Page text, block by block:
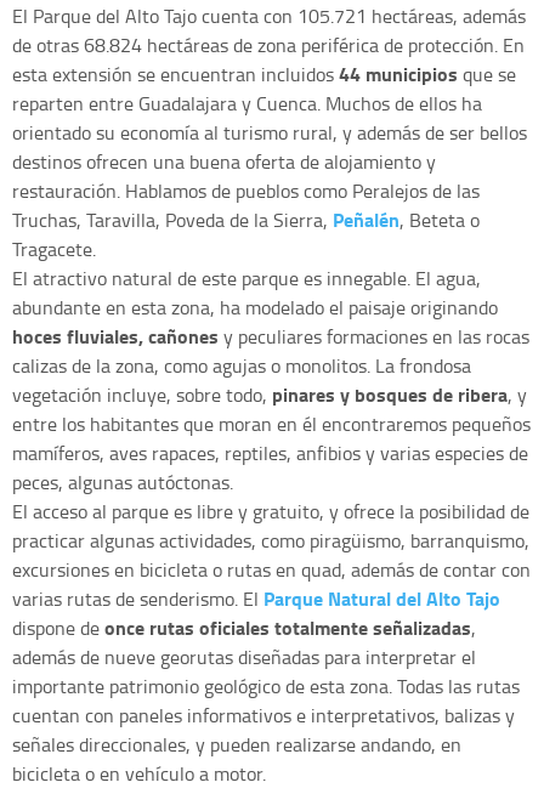
El Parque del Alto Tajo cuenta con 105.721 hectáreas, además
de otras 68.824 hectáreas de zona periférica de protección. En
esta extensión se encuentran incluidos44 municipios que se
reparten entre Guadalajara y Cuenca. Muchos de ellos ha
orientado su economía al turismo rural, y además de ser bellos
destinos ofrecen una buena oferta de alojamiento y
restauración. Hablamos de pueblos como Peralejos de las
Truchas, Taravilla, Poveda de la Sierra, Peñalén, Beteta o
Tragacete.
El atractivo natural de este parque es innegable. El agua,
abundante en esta zona, ha modelado el paisaje originando
hoces fluviales, cañones y peculiares formaciones en las rocas
calizas de la zona, como agujas o monolitos. La frondosa
vegetación incluye, sobre todo, pinares y bosques de ribera, y
entre los habitantes que moran en él encontraremos pequeños
mamíferos, aves rapaces, reptiles, anfibios y varias especies de
peces, algunas autóctonas.
El acceso al parque es libre y gratuito, y ofrece la posibilidad de
practicar algunas actividades, como piragüismo, barranquismo,
excursiones en bicicleta o rutas en quad, además de contar con
varias rutas de senderismo. El Parque Natural del Alto Tajo
dispone deonce rutas oficiales totalmente señalizadas,
además de nueve georutas diseñadas para interpretar el
importante patrimonio geológico de esta zona. Todas las rutas
cuentan con paneles informativos e interpretativos, balizas y
señales direccionales, y pueden realizarse andando, en
bicicleta o en vehículo a motor.